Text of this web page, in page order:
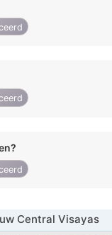
Central Visayas